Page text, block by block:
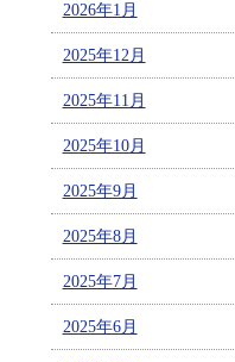
2026年1月
2025年12月
2025年11月
2025年10月
2025年9月
2025年8月
2025年7月
2025年6月